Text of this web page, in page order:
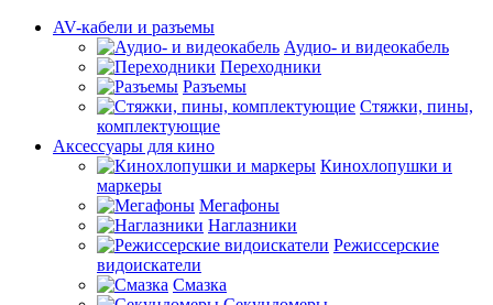
AV-кабели и разъемы
Аудио- и видеокабель
Переходники
Разъемы
Стяжки, пины,
комплектующие
Аксессуары для кино
Кинохлопушки и
маркеры
Мегафоны
Наглазники
Режиссерские
видоискатели
Смазка